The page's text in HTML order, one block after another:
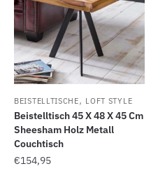
BEISTELLTISCHE, LOFT STYLE
Beistelltisch 45 X 48 X 45 Cm
Sheesham Holz Metall
Couchtisch
€154,95